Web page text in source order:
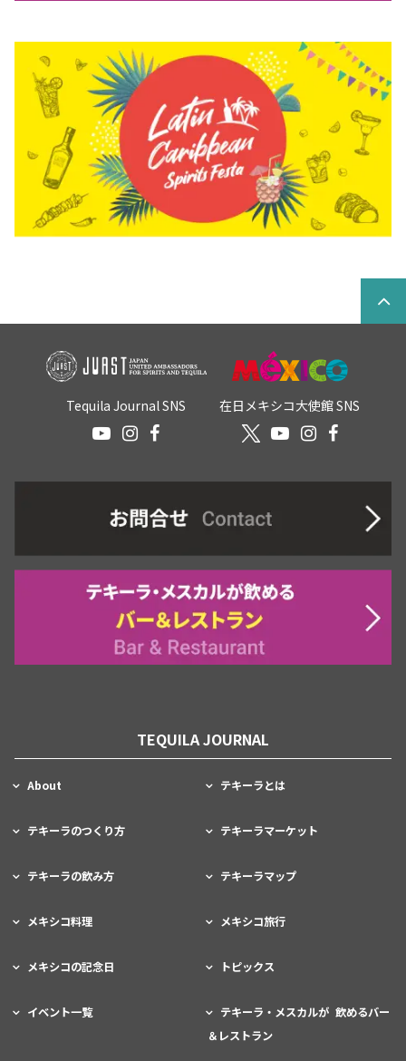
Tequila Journal SNS 在日メキシコ大使館 SNS
TEQUILA JOURNAL
About テキーラとは
テキーラのつくり方 テキーラマーケット
テキーラの飲み方 テキーラマップ
メキシコ料理 メキシコ旅行
メキシコの記念日 トピックス
イベント一覧
テキーラ・メスカルが 飲めるバー
＆レストラン